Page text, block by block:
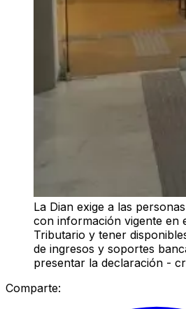
La Dian exige a las
con información vigente en
Tributario y tener
de ingresos y soportes
presentar la declaración -
Comparte: